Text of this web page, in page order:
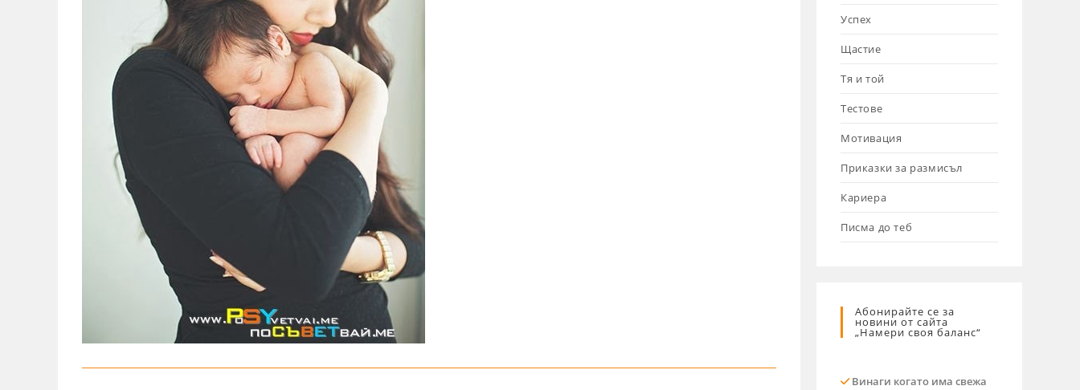
Успех
Щастие
Тя и той
Тестове
Мотивация
Приказки за размисъл
Кариера
Писма до теб
Абонирайте се за
новини от сайта
„Намери своя баланс“
Винаги когато има свежа